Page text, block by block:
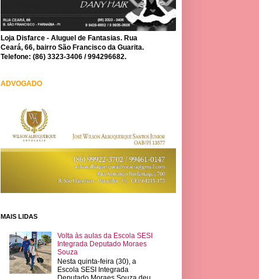
Loja Disfarce - Aluguel de Fantasias. Rua
Ceará, 66, bairro São Francisco da Guarita.
Telefone: (86) 3323-3406 / 994296682.
ADVOGADO
MAIS LIDAS
Volta às aulas da Escola SESI
Integrada Deputado Moraes
Souza
Nesta quinta-feira (30), a
Escola SESI Integrada